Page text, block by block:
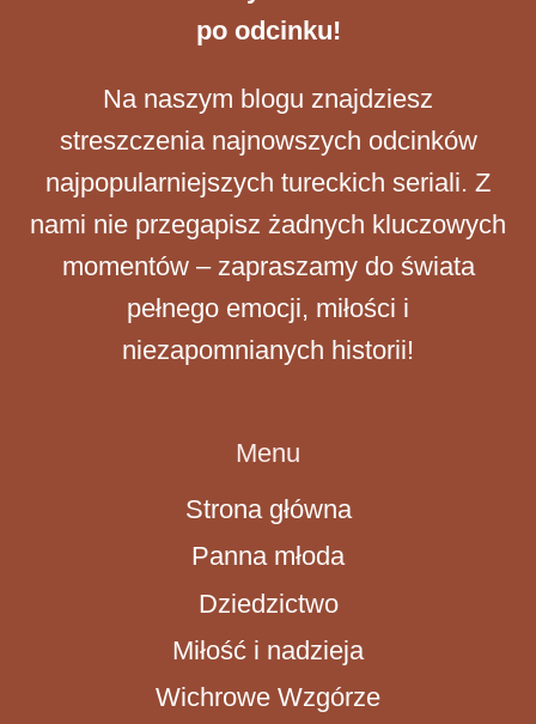
po odcinku!
Na naszym blogu znajdziesz
streszczenia najnowszych odcinków
najpopularniejszych tureckich seriali. Z
nami nie przegapisz żadnych kluczowych
momentów – zapraszamy do świata
pełnego emocji, miłości i
niezapomnianych historii!
Menu
Strona główna
Panna młoda
Dziedzictwo
Miłość i nadzieja
Wichrowe Wzgórze